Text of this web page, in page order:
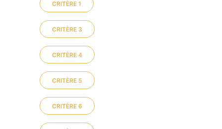
CRITÈRE 1
CRITÈRE 3
CRITÈRE 4
CRITÈRE 5
CRITÈRE 6